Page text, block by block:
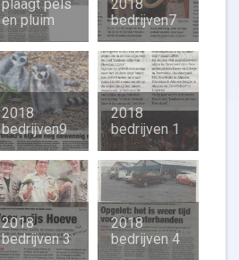
plaagt pels
en pluim
2018
bedrijven7
2018
bedrijven9
2018
bedrijven 1
2018
bedrijven 3
2018
bedrijven 4